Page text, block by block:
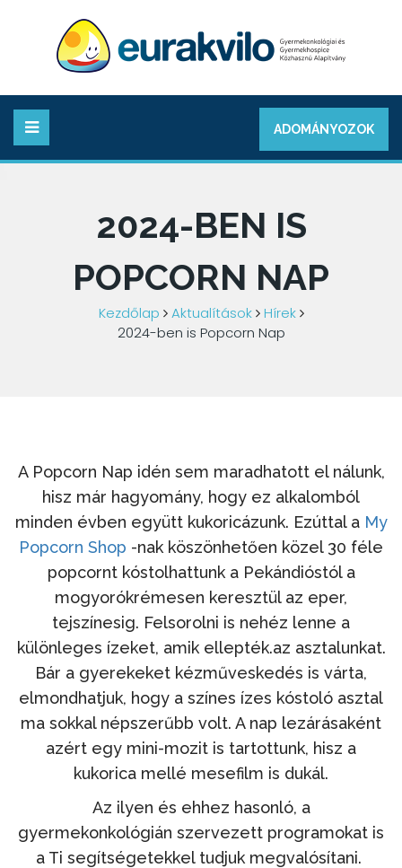
ADOMÁNYOZOK
2024-BEN IS
POPCORN NAP
Kezdőlap Aktualítások
Hírek
2024-ben is Popcorn Nap
A Popcorn Nap idén sem maradhatott el nálunk,
hisz már hagyomány, hogy ez alkalomból
minden évben együtt kukoricázunk. Ezúttal a My
Popcorn Shop -nak köszönhetően közel 30 féle
popcornt kóstolhattunk a Pekándióstól a
mogyorókrémesen keresztül az eper,
tejszínesig. Felsorolni is nehéz lenne a
különleges ízeket, amik ellepték.az asztalunkat.
Bár a gyerekeket kézműveskedés is várta,
elmondhatjuk, hogy a színes ízes kóstoló asztal
ma sokkal népszerűbb volt. A nap lezárásaként
azért egy mini-mozit is tartottunk, hisz a
kukorica mellé mesefilm is dukál.
Az ilyen és ehhez hasonló, a
gyermekonkológián szervezett programokat is
a Ti segítségetekkel tudjuk megvalósítani.